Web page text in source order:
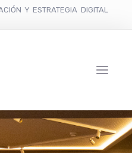
Y ESTRATEGIA DIGITAL